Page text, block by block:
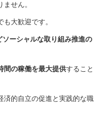
せん。
大歓迎です。
ーシャルな取り組み推進の
間の稼働を最大提供すること
済的自立の促進と実践的な職